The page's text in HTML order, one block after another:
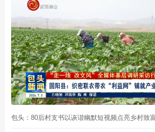
包头：80后村支书以诙谐幽默短视频点亮乡村致